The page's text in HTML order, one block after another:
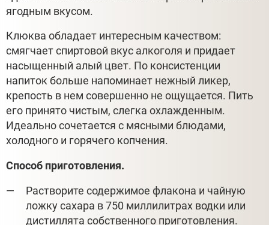
ягодным вкусом.
Клюква обладает интересным качеством:
смягчает спиртовой вкус алкоголя и придает
насыщенный алый цвет. По консистенции
напиток больше напоминает нежный ликер,
крепость в нем совершенно не ощущается. Пить
его принято чистым, слегка охлажденным.
Идеально сочетается с мясными блюдами,
холодного и горячего копчения.
Способ приготовления.
Растворите содержимое флакона и чайную
ложку сахара в 750 миллилитрах водки или
дистиллята собственного приготовления.